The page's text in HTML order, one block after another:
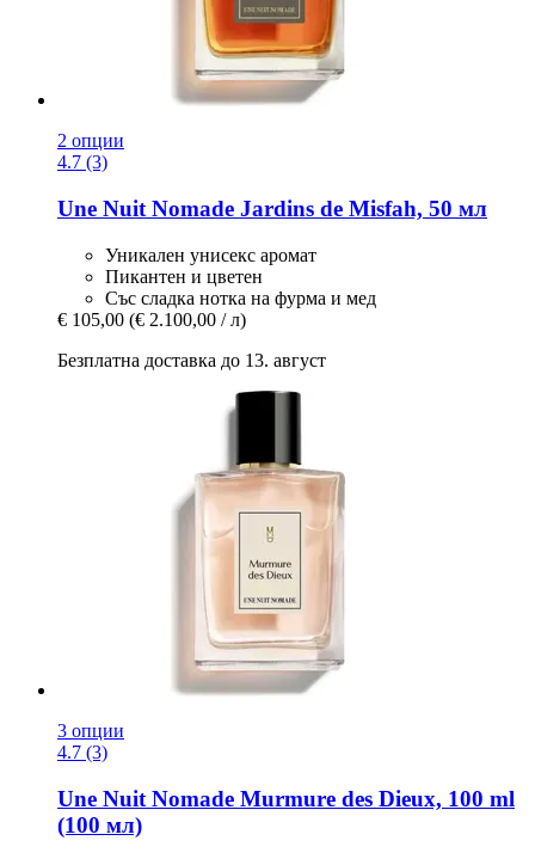
2 опции
4.7 (3)
Une Nuit Nomade Jardins de Misfah, 50 мл
Уникален унисекс аромат
Пикантен и цветен
Със сладка нотка на фурма и мед
€ 105,00 (€ 2.100,00 / л)
Безплатна доставка до 13. август
3 опции
4.7 (3)
Une Nuit Nomade Murmure des Dieux, 100 ml
(100 мл)